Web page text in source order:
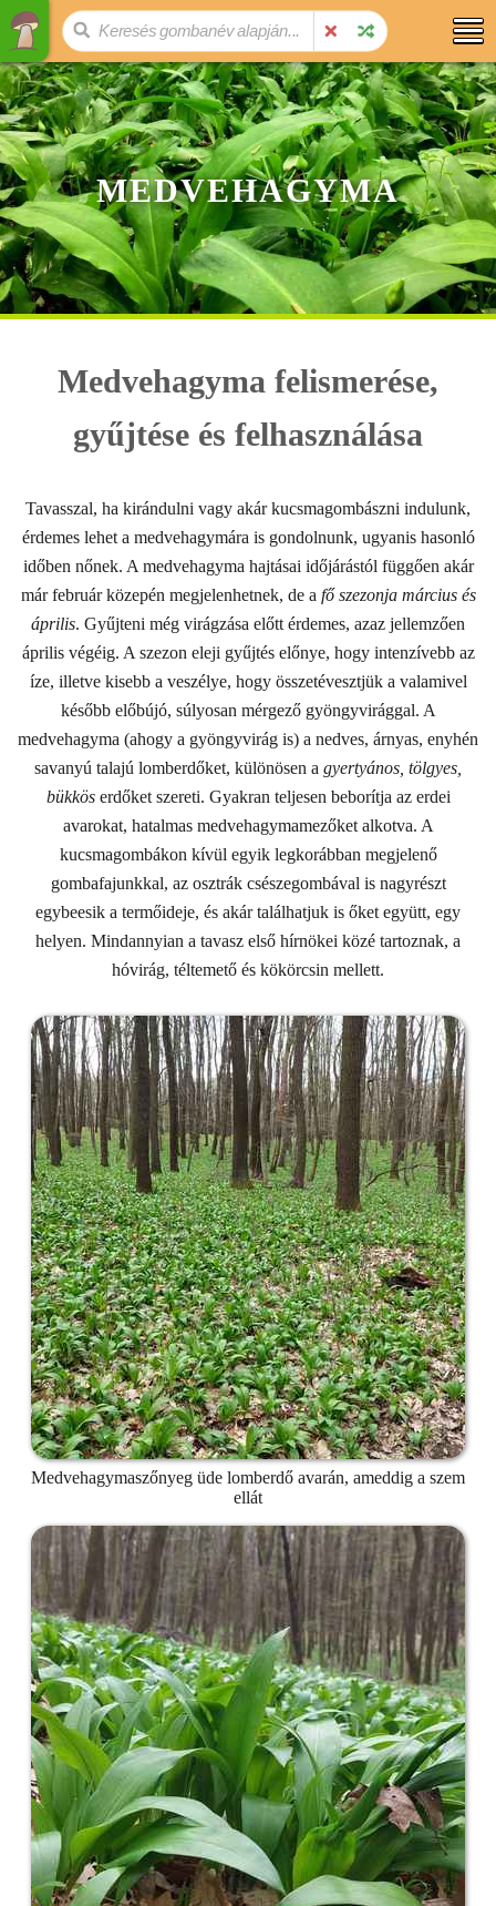
MEDVEHAGYMA
Medvehagyma felismerése,
gyűjtése és felhasználása
Tavasszal, ha kirándulni vagy akár kucsmagombászni indulunk,
érdemes lehet a medvehagymára is gondolnunk, ugyanis hasonló
időben nőnek. A medvehagyma hajtásai időjárástól függően akár
már február közepén megjelenhetnek, de a fő szezonja március és
április. Gyűjteni még virágzása előtt érdemes, azaz jellemzően
április végéig. A szezon eleji gyűjtés előnye, hogy intenzívebb az
íze, illetve kisebb a veszélye, hogy összetévesztjük a valamivel
később előbújó, súlyosan mérgező gyöngyvirággal. A
medvehagyma (ahogy a gyöngyvirág is) a nedves, árnyas, enyhén
savanyú talajú lomberdőket, különösen a gyertyános, tölgyes,
bükköserdőket szereti. Gyakran teljesen beborítja az erdei
avarokat, hatalmas medvehagymamezőket alkotva. A
kucsmagombákon kívül egyik legkorábban megjelenő
gombafajunkkal, az osztrák csészegombával is nagyrészt
egybeesik a termőideje, és akár találhatjuk is őket együtt, egy
helyen. Mindannyian a tavasz első hírnökei közé tartoznak, a
hóvirág, téltemető és kökörcsin mellett.
Medvehagymaszőnyeg üde lomberdő avarán, ameddig a szem
ellát